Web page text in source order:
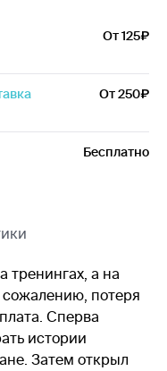
От 125
От 250
Бесплатно
тренингах, а на
потеря
Сперва
истории
Затем открыл